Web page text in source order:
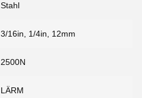
Stahl
3/16in, 1/4in, 12mm
2500N
LÄRM